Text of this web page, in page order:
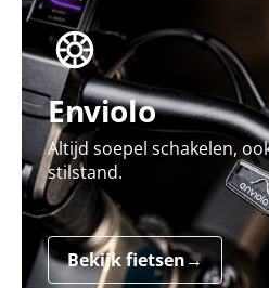
Enviolo
Altijd soepel schakelen,
stilstand.
Bekijk fietsen→